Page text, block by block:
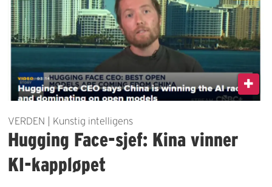
VERDEN | Kunstig intelligens
Hugging Face-sjef: Kina vinner
KI-kappløpet